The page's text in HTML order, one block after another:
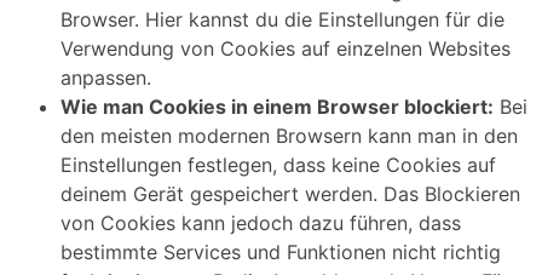
Browser. Hier kannst du die Einstellungen für die
Verwendung von Cookies auf einzelnen Websites
anpassen.
Wie man Cookies in einem Browser blockiert: Bei
den meisten modernen Browsern kann man in den
Einstellungen festlegen, dass keine Cookies auf
deinem Gerät gespeichert werden. Das Blockieren
von Cookies kann jedoch dazu führen, dass
bestimmte Services und Funktionen nicht richtig